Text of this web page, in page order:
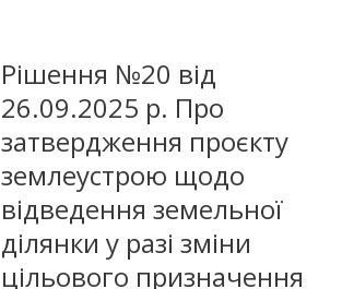
Рішення №20 від
26.09.2025 р. Про
затвердження проєкту
землеустрою щодо
відведення земельної
ділянки у разі зміни
цільового призначення